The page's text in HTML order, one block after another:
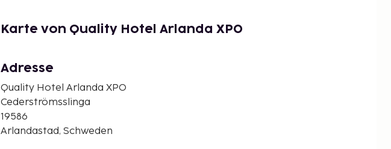
Karte von Quality Hotel Arlanda XPO
Adresse
Quality Hotel Arlanda XPO
Cederströmsslinga
19586
Arlandastad, Schweden